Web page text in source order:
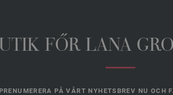
FŐR LANA
PRENUMERERA PÅ VÅRT NYHETSBREV NU OCH